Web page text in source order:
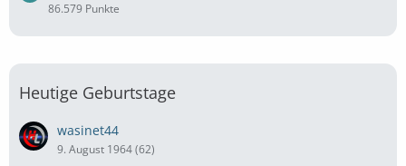
86.579 Punkte
Heutige Geburtstage
wasinet44
9. August 1964 (62)